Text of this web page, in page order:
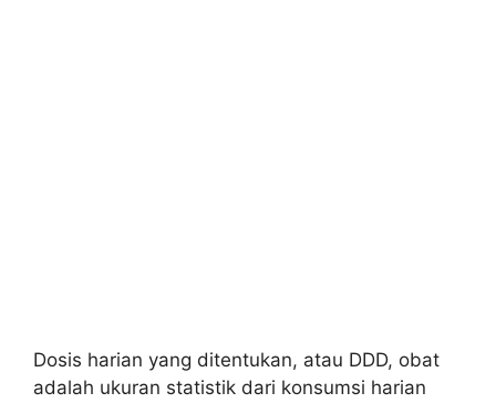
Dosis harian yang ditentukan, atau DDD, obat
adalah ukuran statistik dari konsumsi harian